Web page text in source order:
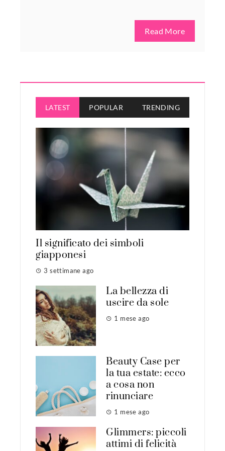
Read More
LATEST POPULAR TRENDING
Il significato dei simboli
giapponesi
3 settimane ago
La bellezza di
uscire da sole
1 mese ago
Beauty Case per
la tua estate: ecco
a cosa non
rinunciare
1 mese ago
Glimmers: piccoli
attimi di felicità